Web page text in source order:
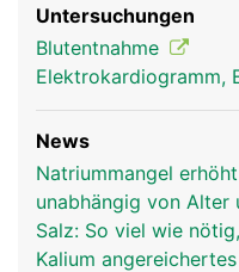
Untersuchungen
Blutentnahme
Elektrokardiogramm,
News
Natriummangel
unabhängig von Alter
Salz: So viel wie
Kalium